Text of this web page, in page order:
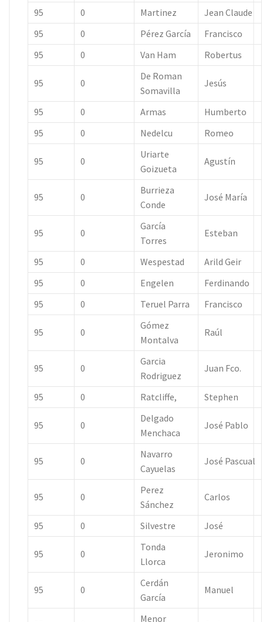
95 0 Martinez
Jean Claude
95
0 Pérez García
Francisco
95
0 Van Ham Robertus
95 0
De Roman
Somavilla
Jesús
95 0 Armas
Humberto
95
0 Nedelcu Romeo
95 0
Uriarte
Goizueta
Agustín
95 0
Burrieza
Conde
José María
95 0
García
Torres
Esteban
95 0 Wespestad
Arild Geir
95
0 Engelen
Ferdinando
95
0 Teruel Parra Francisco
95 0
Gómez
Montalva
Raúl
95 0
Garcia
Rodriguez
Juan Fco.
95 0 Ratcliffe, Stephen
95 0
Delgado
Menchaca
José Pablo
95 0
Navarro
Cayuelas
José Pascual
95 0
Perez
Sánchez
Carlos
95 0 Silvestre José
95 0
Tonda
Llorca
Jeronimo
95 0
Cerdán
García
Manuel
Menor